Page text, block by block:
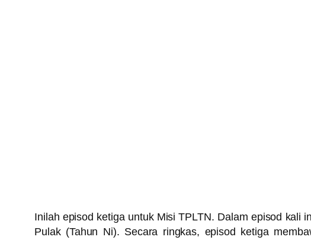
Inilah episod ketiga untuk Misi TPLTN. Dalam episod kali
Pulak (Tahun Ni). Secara ringkas, episod ketiga